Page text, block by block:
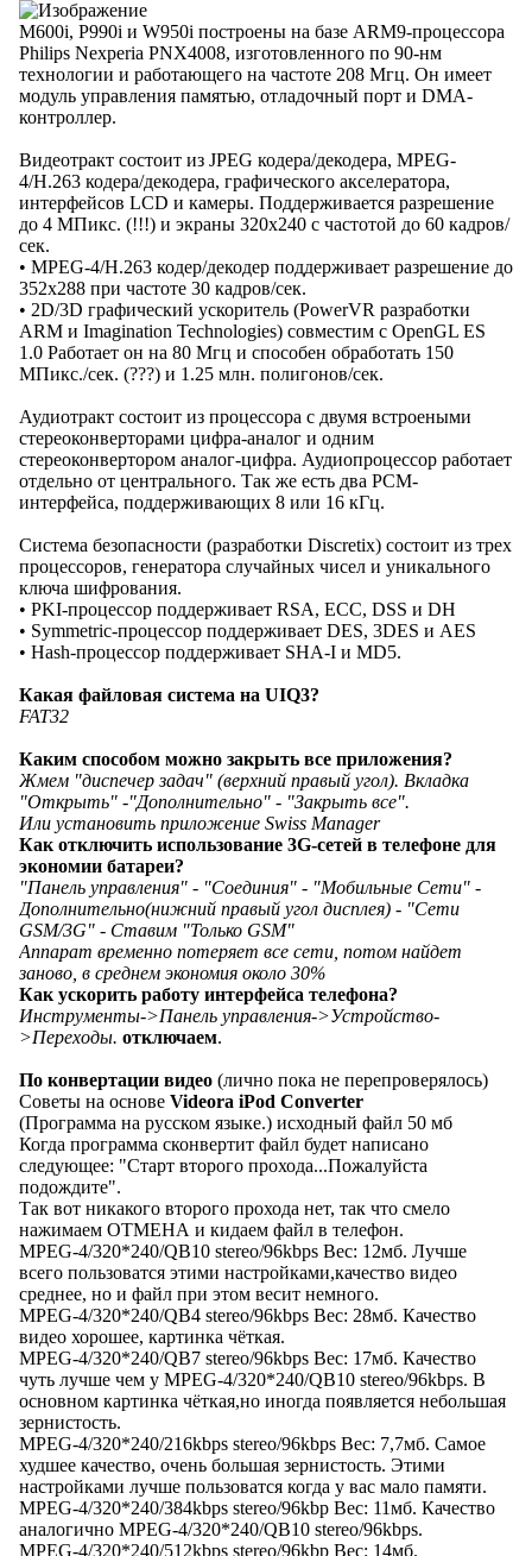
M600i, P990i и W950i построены на базе ARM9-процессора
Philips Nexperia PNX4008, изготовленного по 90-нм
технологии и работающего на частоте 208 Мгц. Он имеет
модуль управления памятью, отладочный порт и DMA-
контроллер.
Видеотракт состоит из JPEG кодера/декодера, MPEG-
4/H.263 кодера/декодера, графического акселератора,
интерфейсов LCD и камеры. Поддерживается разрешение
до 4 МПикс. (!!!) и экраны 320х240 с частотой до 60 кадров/
сек.
• MPEG-4/H.263 кодер/декодер поддерживает разрешение до
352x288 при частоте 30 кадров/сек.
• 2D/3D графический ускоритель (PowerVR разработки
ARM и Imagination Technologies) совместим с OpenGL ES
1.0 Работает он на 80 Мгц и способен обработать 150
МПикс./сек. (???) и 1.25 млн. полигонов/сек.
Аудиотракт состоит из процессора с двумя встроеными
стереоконверторами цифра-аналог и одним
стереоконвертором аналог-цифра. Аудиопроцессор работает
отдельно от центрального. Так же есть два PCM-
интерфейса, поддерживающих 8 или 16 кГц.
Система безопасности (разработки Discretix) состоит из трех
процессоров, генератора случайных чисел и уникального
ключа шифрования.
• PKI-процессор поддерживает RSA, ECC, DSS и DH
• Symmetric-процессор поддерживает DES, 3DES и AES
• Hash-процессор поддерживает SHA-I и MD5.
Какая файловая система на UIQ3?
FAT32
Каким способом можно закрыть все приложения?
Жмем "диспечер задач" (верхний правый угол). Вкладка
"Открыть" -"Дополнительно" - "Закрыть все".
Или установить приложение Swiss Manager
Как отключить использование 3G-сетей в телефоне для
экономии батареи?
"Панель управления" - "Соединия" - "Мобильные Сети" -
Дополнительно(нижний правый угол дисплея) - "Сети
GSM/3G" - Ставим "Только GSM"
Аппарат временно потеряет все сети, потом найдет
заново, в среднем экономия около 30%
Как ускорить работу интерфейса телефона?
Инструменты->Панель управления->Устройство-
>Переходы. отключаем.
По конвертации видео (лично пока не перепроверялось)
Советы на основе Videora iPod Converter
(Программа на русском языке.) исходный файл 50 мб
Когда программа сконвертит файл будет написано
следующее: "Старт второго прохода...Пожалуйста
подождите".
Так вот никакого второго прохода нет, так что смело
нажимаем ОТМЕНА и кидаем файл в телефон.
MPEG-4/320*240/QB10 stereo/96kbps Вес: 12мб. Лучше
всего пользоватся этими настройками,качество видео
среднее, но и файл при этом весит немного.
MPEG-4/320*240/QB4 stereo/96kbps Вес: 28мб. Качество
видео хорошее, картинка чёткая.
MPEG-4/320*240/QB7 stereo/96kbps Вес: 17мб. Качество
чуть лучше чем у MPEG-4/320*240/QB10 stereo/96kbps. В
основном картинка чёткая,но иногда появляется небольшая
зернистость.
MPEG-4/320*240/216kbps stereo/96kbps Вес: 7,7мб. Самое
худшее качество, очень большая зернистость. Этими
настройками лучше пользоватся когда у вас мало памяти.
MPEG-4/320*240/384kbps stereo/96kbp Вес: 11мб. Качество
аналогично MPEG-4/320*240/QB10 stereo/96kbps.
MPEG-4/320*240/512kbps stereo/96kbp Вес: 14мб.